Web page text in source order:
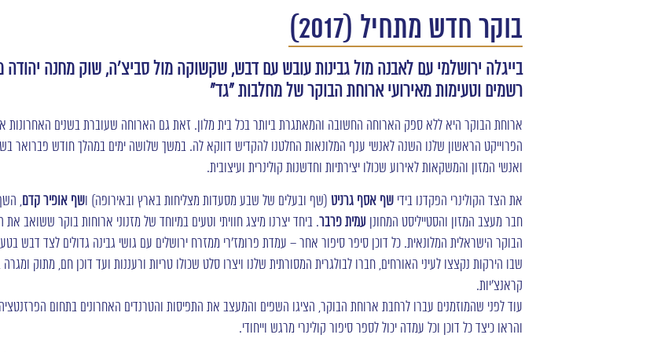
בוקר חדש מתחיל (2017)
בייגלה ירושלמי עם לאבנה מול גבינות עובש עם דבש, שקשוקה מול סביצ’ה, שוק מחנה יהודה
רשמים וטעימות מאירועי ארוחת הבוקר של מחלבות “גד”
ארוחת הבוקר היא ללא ספק הארוחה החשובה והמאתגרת ביותר בכל בית מלון. זאת גם הארוחה שעוברת בשנים האחרונות
הפרוייקט הראשון שלנו השנה לאנשי ענף המלונאות החלטנו להקדיש דווקא לה. במשך שלושה ימים במהלך חודש פברואר
ואנשי המזון והמשקאות לאירוע שכולו יצירתיות וחדשנות קולינרית ועיצובית.
את הצד הקולינרי הפקדנו בידי שף אסף גרניט (שף ובעלים של שבע מסעדות מצליחות בארץ ובאירופה) ו שף אופיר קדם
חבר מעצב המזון והסטייליסט המחונן עמית פרבר. ביחד יצרנו מיצג חוויתי וטעים במיוחד של מזנוני ארוחות בוקר ששואב
הבוקר הישראלית המלונאית. כל דוכן סיפר סיפור אחר – עמדת פרומז’רי ממזרח ירושלים עם גושי גבינה גדולים לצד דבש
שבו הירקות נקצצו לעיני האורחים, חברו לבולגרית המסורתית שלנו ויצרו סלט שכולו טריות ורעננות ועד דוכן חם, מתוק
קראנצ’יות.
עוד לפני שהמוזמנים עברו לרחבת ארוחת הבוקר, הציגו השפים והמעצב את התפיסות והטרנדים האחרונים בתחום הפרזנטציה
והראו כיצד כל דוכן וכל עמדה יכול לספר סיפור קולינרי מרגש וייחודי.